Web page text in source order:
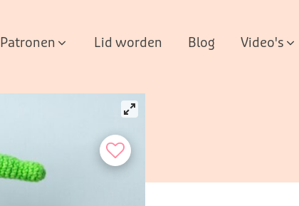
Patronen Lid worden Blog Video's